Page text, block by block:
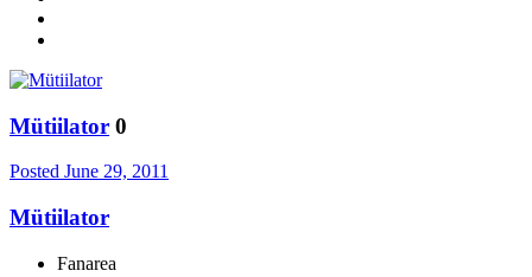
Mütiilator 0
Posted June 29, 2011
Mütiilator
Fanarea